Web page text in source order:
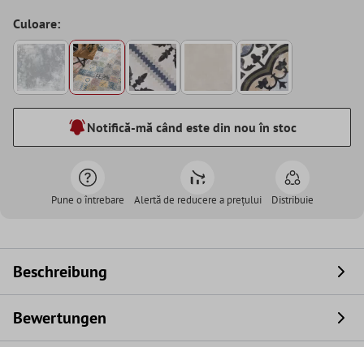
Culoare:
Notifică-mă când este din nou în stoc
Pune o întrebare Alertă de reducere a prețului Distribuie
Beschreibung
Bewertungen